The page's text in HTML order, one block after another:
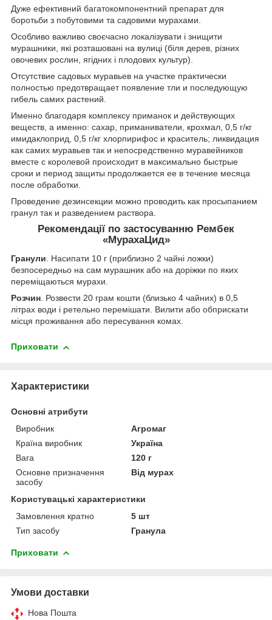
Дуже ефективний багатокомпонентний препарат для
боротьби з побутовими та садовими мурахами.
Особливо важливо своєчасно локалізувати і знищити
мурашники, які розташовані на вулиці (біля дерев, різних
овочевих рослин, ягідних і плодових культур).
Отсутствие садовых муравьев на участке практически
полностью предотвращает появление тли и последующую
гибель самих растений.
Именно благодаря комплексу приманок и действующих
веществ, а именно: сахар, приманиватели, крохмал, 0,5 г/кг
имидаклоприд, 0,5 г/кг хлорпирифос и краситель; ликвидация
как самих муравьев так и непосредственно муравейников
вместе с королевой происходит в максимально быстрые
сроки и период защиты продолжается ее в течение месяца
после обработки.
Проведение дезинсекции можно проводить как просыпанием
гранул так и разведением раствора.
Рекомендації по застосуванню Рембек
«МурахаЦид»
Гранули. Насипати 10 г (приблизно 2 чайні ложки)
безпосередньо на сам мурашник або на доріжки по яких
переміщаються мурахи.
Розчин. Розвести 20 грам кошти (близько 4 чайних) в 0,5
літрах води і ретельно перемішати. Вилити або обприскати
місця проживання або пересування комах.
Приховати
Характеристики
Основні атрибути
Виробник
Агромаг
Країна виробник
Україна
Вага
120 г
Основне призначення
засобу
Від мурах
Користувацькі характеристики
Замовлення кратно
5 шт
Тип засобу
Гранула
Приховати
Умови доставки
Нова Пошта